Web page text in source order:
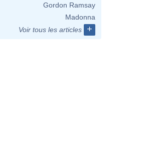
Gordon Ramsay
Madonna
Voir tous les articles
+